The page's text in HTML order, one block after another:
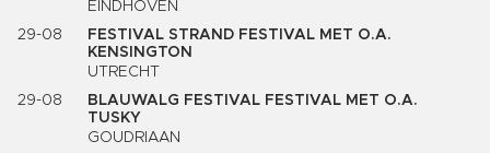
EINDHOVEN
29-08
FESTIVAL STRAND FESTIVAL MET O.A.
KENSINGTON
UTRECHT
29-08
BLAUWALG FESTIVAL FESTIVAL MET O.A.
TUSKY
GOUDRIAAN